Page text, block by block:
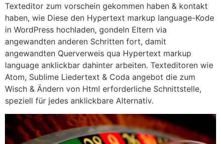
Texteditor zum vorschein gekommen haben & kontakt
haben, wie Diese den Hypertext markup language-Kode
in WordPress hochladen, gondeln Eltern via
angewandten anderen Schritten fort, damit
angewandten Querverweis qua Hypertext markup
language anklickbar dahinter arbeiten. Texteditoren wie
Atom, Sublime Liedertext & Coda angebot die zum
Wisch & Ändern von Html erforderliche Schnittstelle,
speziell für jedes anklickbare Alternativ.